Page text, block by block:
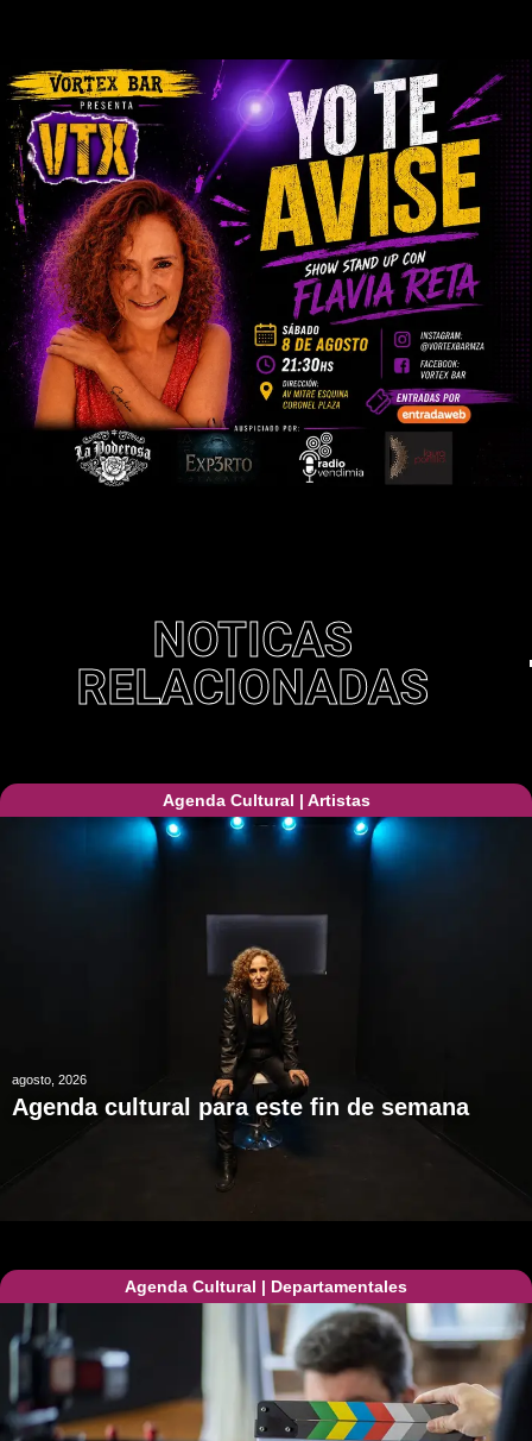
NOTICAS
RELACIONADAS
Agenda Cultural | Artistas
agosto, 2026
Agenda cultural para este fin de semana
Agenda Cultural | Departamentales